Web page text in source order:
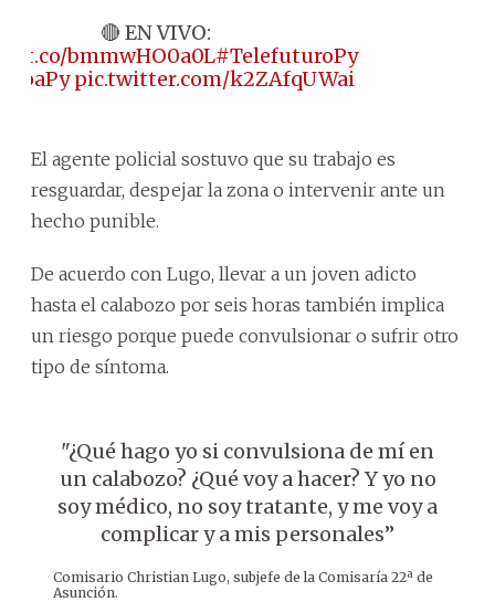
🔴 EN VIVO:
t.co/bmmwHO0a0L#TelefuturoPy
pic.twitter.com/k2ZAfqUWai
El agente policial sostuvo que su trabajo es
resguardar, despejar la zona o intervenir ante un
hecho punible.
De acuerdo con Lugo, llevar a un joven adicto
hasta el calabozo por seis horas también implica
un riesgo porque puede convulsionar o sufrir otro
tipo de síntoma.
"¿Qué hago yo si convulsiona de mí en
un calabozo? ¿Qué voy a hacer? Y yo no
soy médico, no soy tratante, y me voy a
complicar y a mis personales”
Comisario Christian Lugo, subjefe de la Comisaría 22ª de
Asunción.